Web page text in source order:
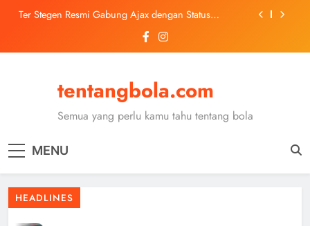
SkipTer Stegen Resmi Gabung Ajax dengan Status
Trabzonspor Mulai Negosiasi Mohamed Salah, Tes
Medis Dijadwalkan 5 Agustus
2026, Siap Tatap Putaran Provinsi
Kerolin Resmi Gabung Barcelona, Transfer
Dilaporkan Pecahkan Rekor Penjualan WSL
Pinjaman dari Barcelona
Trabzonspor Mulai Negosiasi Mohamed Salah, Tes
Medis Dijadwalkan 5 Agustus
Malang United U-13 Juara Piala Soeratin Kota Malang
2026, Siap Tatap Putaran Provinsi
tentangbola.com
Semua yang perlu kamu tahu tentang bola
MENU
HEADLINES